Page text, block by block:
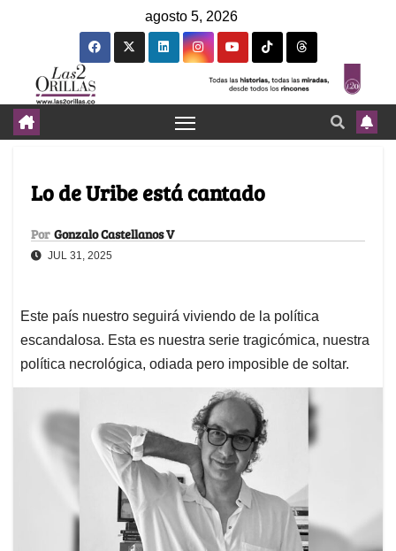
agosto 5, 2026
Lo de Uribe está cantado
Por Gonzalo Castellanos V
JUL 31, 2025
Este país nuestro seguirá viviendo de la política
escandalosa. Esta es nuestra serie tragicómica, nuestra
política necrológica, odiada pero imposible de soltar.